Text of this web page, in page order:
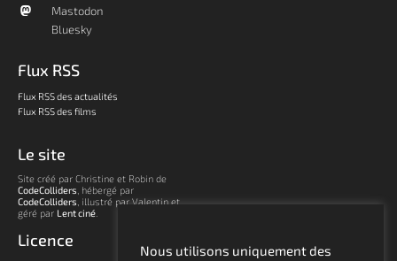
Le site
Site créé par Christine et Robin de
CodeColliders , hébergé par
CodeColliders , illustré par Valentin et
géré par Lent ciné
Licence
Mastodon
Bluesky
Flux RSS
Flux RSS des actualités
Flux RSS des films
Nous utilisons uniquement des